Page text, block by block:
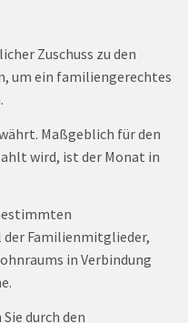
Zuschuss zu den
um ein familiengerechtes
Maßgeblich für den
wird, ist der Monat in
der Familienmitglieder,
in Verbindung
durch den